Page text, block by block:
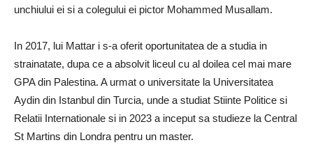
unchiului ei si a colegului ei pictor Mohammed Musallam.
In 2017, lui Mattar i s-a oferit oportunitatea de a studia in
strainatate, dupa ce a absolvit liceul cu al doilea cel mai mare
GPA din Palestina. A urmat o universitate la Universitatea
Aydin din Istanbul din Turcia, unde a studiat Stiinte Politice si
Relatii Internationale si in 2023 a inceput sa studieze la Central
St Martins din Londra pentru un master.